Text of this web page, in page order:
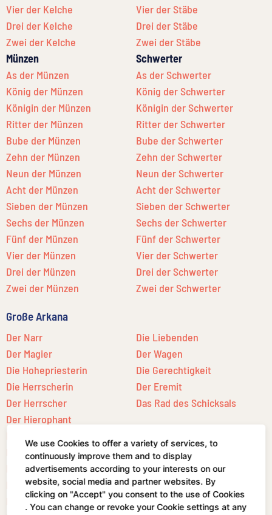
Vier der Kelche
Drei der Kelche
Zwei der Kelche
Vier der Stäbe
Drei der Stäbe
Zwei der Stäbe
Münzen
As der Münzen
König der Münzen
Königin der Münzen
Ritter der Münzen
Bube der Münzen
Zehn der Münzen
Neun der Münzen
Acht der Münzen
Sieben der Münzen
Sechs der Münzen
Fünf der Münzen
Vier der Münzen
Drei der Münzen
Zwei der Münzen
Schwerter
As der Schwerter
König der Schwerter
Königin der Schwerter
Ritter der Schwerter
Bube der Schwerter
Zehn der Schwerter
Neun der Schwerter
Acht der Schwerter
Sieben der Schwerter
Sechs der Schwerter
Fünf der Schwerter
Vier der Schwerter
Drei der Schwerter
Zwei der Schwerter
Große Arkana
Der Narr
Der Magier
Die Hohepriesterin
Die Herrscherin
Der Herrscher
Der Hierophant
Die Liebenden
Der Wagen
Die Gerechtigkeit
Der Eremit
Das Rad des Schicksals
Die Kraft
Der Gehängte
Der Tod
Die Mäßigkeit
Der Teufel
Der Mond
Die Sonne
Das Gericht
Die Welt
We use Cookies to offer a variety of services, to
continuously improve them and to display
advertisements according to your interests on our
website, social media and partner websites. By
clicking on "Accept" you consent to the use of Cookies
. You can change or revoke your Cookie settings at any